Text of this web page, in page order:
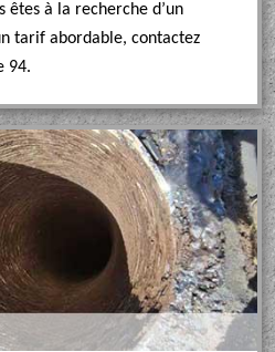
êtes à la recherche d’un
tarif abordable, contactez
94.